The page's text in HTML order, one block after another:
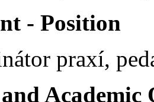
- Position
praxí,
Academic